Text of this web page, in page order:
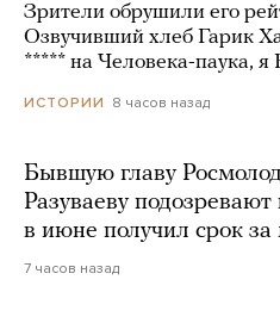
Зрители обрушили его
Озвучивший хлеб Гарик
***** на Человека-паука,
ИСТОРИИ 8 часов назад
Бывшую главу
Разуваеву
в июне получил срок
7 часов назад